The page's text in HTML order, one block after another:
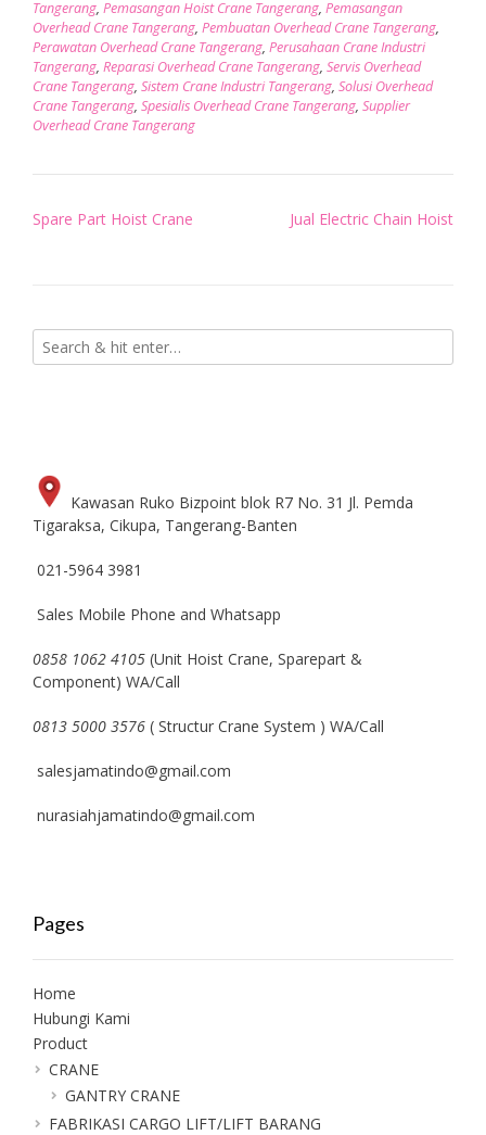
Tangerang, Pemasangan Hoist Crane Tangerang, Pemasangan
Overhead Crane Tangerang, Pembuatan Overhead Crane Tangerang,
Perawatan Overhead Crane Tangerang, Perusahaan Crane Industri
Tangerang, Reparasi Overhead Crane Tangerang, Servis Overhead
Crane Tangerang, Sistem Crane Industri Tangerang, Solusi Overhead
Crane Tangerang, Spesialis Overhead Crane Tangerang, Supplier
Overhead Crane Tangerang
Post
Spare Part Hoist Crane Jual Electric Chain Hoist
Kawasan Ruko Bizpoint blok R7 No. 31 Jl. Pemda
Tigaraksa, Cikupa, Tangerang-Banten
021-5964 3981
Sales Mobile Phone and Whatsapp
0858 1062 4105 (Unit Hoist Crane, Sparepart &
Component) WA/Call
0813 5000 3576 ( Structur Crane System ) WA/Call
salesjamatindo@gmail.com
nurasiahjamatindo@gmail.com
Pages
Home
Hubungi Kami
Product
CRANE
GANTRY CRANE
FABRIKASI CARGO LIFT/LIFT BARANG